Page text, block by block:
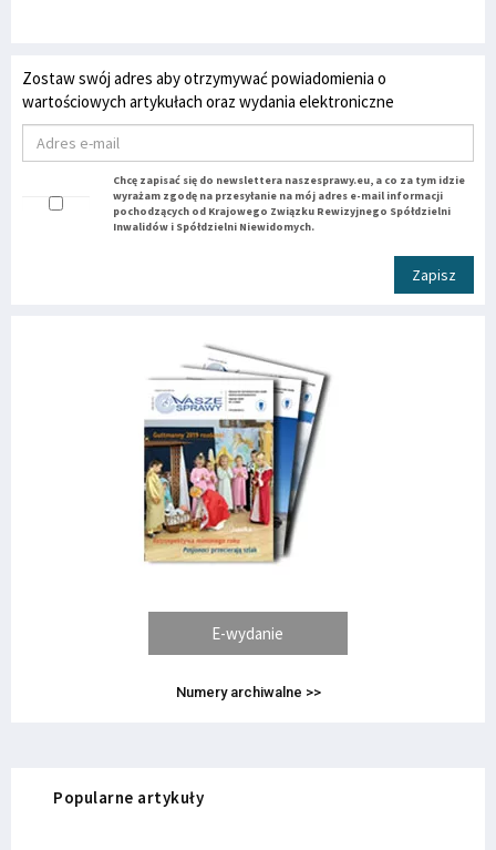
Zostaw swój adres aby otrzymywać powiadomienia o
wartościowych artykułach oraz wydania elektroniczne
Chcę zapisać się do newslettera naszesprawy.eu, a co za tym idzie
wyrażam zgodę na przesyłanie na mój adres e-mail informacji
pochodzących od Krajowego Związku Rewizyjnego Spółdzielni
Inwalidów i Spółdzielni Niewidomych.
Zapisz
E-wydanie
Numery archiwalne >>
Popularne artykuły